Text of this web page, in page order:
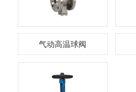
气动高温球阀